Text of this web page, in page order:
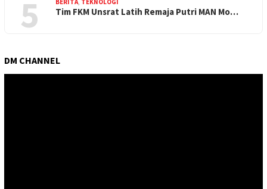
5 BERITA, TEKNOLOGI
Tim FKM Unsrat Latih Remaja Putri MAN Mo…
DM CHANNEL